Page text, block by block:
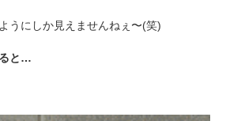
うにしか見えませんねぇ〜(笑)
と…